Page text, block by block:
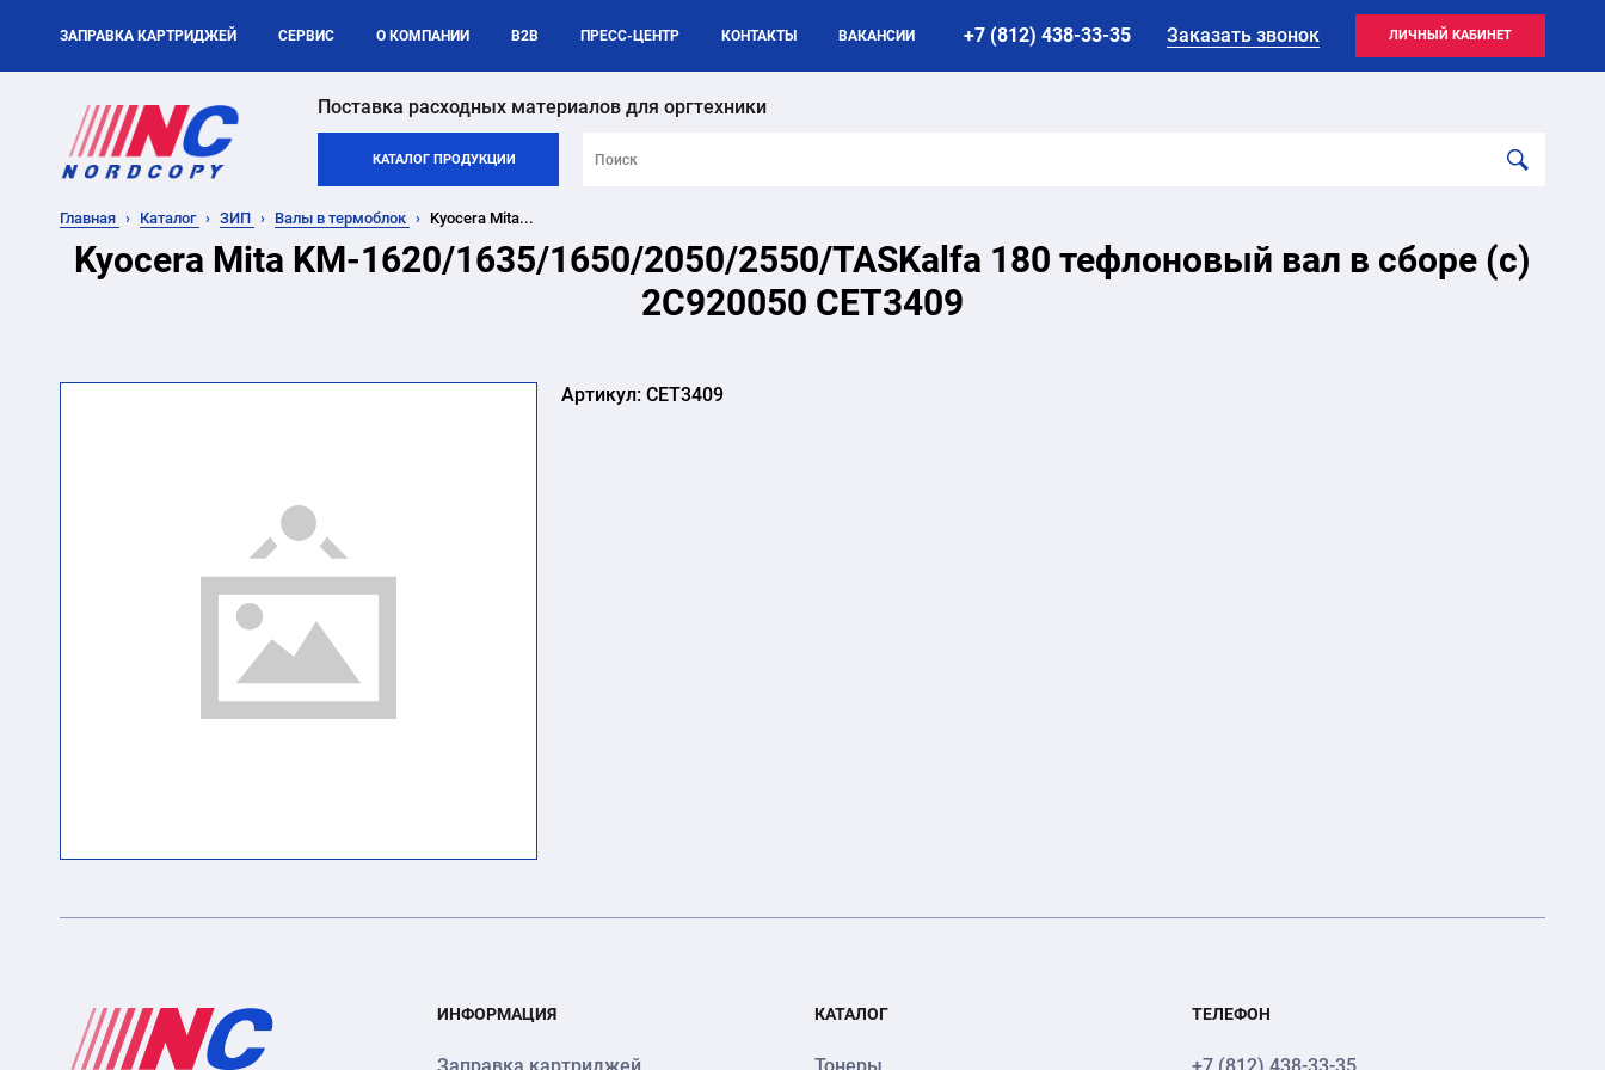
ЗАПРАВКА КАРТРИДЖЕЙ СЕРВИС О КОМПАНИИ B2B ПРЕСС-ЦЕНТР КОНТАКТЫ ВАКАНСИИ +7 (812) 438-33-35 Заказать звонок ЛИЧНЫЙ КАБИНЕТ
Поставка расходных материалов для оргтехники
КАТАЛОГ ПРОДУКЦИИ
Главная Каталог ЗИП Валы в термоблок Kyocera Mita...
Kyocera Mita KM-1620/1635/1650/2050/2550/TASKalfa 180 тефлоновый вал в сборе (с)
2C920050 CET3409
Артикул: CET3409
ИНФОРМАЦИЯ КАТАЛОГ ТЕЛЕФОН